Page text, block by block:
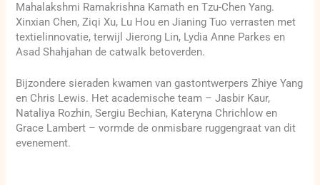
Mahalakshmi Ramakrishna Kamath en Tzu-Chen Yang.
Xinxian Chen, Ziqi Xu, Lu Hou en Jianing Tuo verrasten met
textielinnovatie, terwijl Jierong Lin, Lydia Anne Parkes en
Asad Shahjahan de catwalk betoverden.
Bijzondere sieraden kwamen van gastontwerpers Zhiye Yang
en Chris Lewis. Het academische team – Jasbir Kaur,
Nataliya Rozhin, Sergiu Bechian, Kateryna Chrichlow en
Grace Lambert – vormde de onmisbare ruggengraat van dit
evenement.